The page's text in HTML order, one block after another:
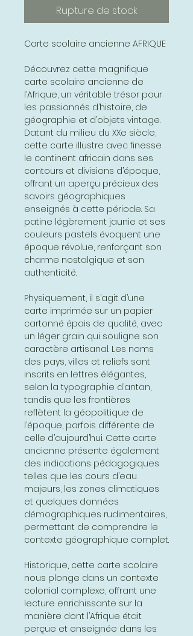
Rupture de stock
Carte scolaire ancienne AFRIQUE
Découvrez cette magnifique
carte scolaire ancienne de
l’Afrique, un véritable trésor pour
les passionnés d’histoire, de
géographie et d’objets vintage.
Datant du milieu du XXe siècle,
cette carte illustre avec finesse
le continent africain dans ses
contours et divisions d’époque,
offrant un aperçu précieux des
savoirs géographiques
enseignés à cette période. Sa
patine légèrement jaunie et ses
couleurs pastels évoquent une
époque révolue, renforçant son
charme nostalgique et son
authenticité.
Physiquement, il s’agit d’une
carte imprimée sur un papier
cartonné épais de qualité, avec
un léger grain qui souligne son
caractère artisanal. Les noms
des pays, villes et reliefs sont
inscrits en lettres élégantes,
selon la typographie d’antan,
tandis que les frontières
reflètent la géopolitique de
l’époque, parfois différente de
celle d’aujourd’hui. Cette carte
ancienne présente également
des indications pédagogiques
telles que les cours d’eau
majeurs, les zones climatiques
et quelques données
démographiques rudimentaires,
permettant de comprendre le
contexte géographique complet.
Historique, cette carte scolaire
nous plonge dans un contexte
colonial complexe, offrant une
lecture enrichissante sur la
manière dont l’Afrique était
perçue et enseignée dans les